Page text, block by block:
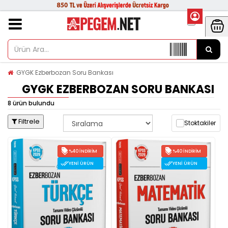
GYGK Ezberbozan Soru Bankası
GYGK EZBERBOZAN SORU BANKASI
8 ürün bulundu
Filtrele Stoktakiler
%40 İNDIRIM
YENI ÜRÜN
%40 İNDIRIM
YENI ÜRÜN